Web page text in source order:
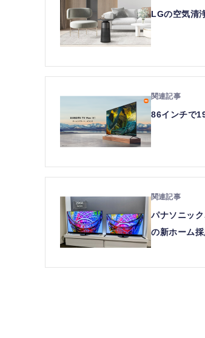
LGの空気清
86インチで
パナソニッ
の新ホーム採